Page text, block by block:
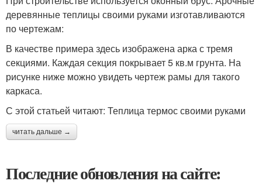
деревянные теплицы своими руками изготавливаются
по чертежам:
В качестве примера здесь изображена арка с тремя
секциями. Каждая секция покрывает 5 кв.м грунта. На
рисунке ниже можно увидеть чертеж рамы для такого
каркаса.
С этой статьей читают: Теплица термос своими руками
читать дальше →
Последние обновления на сайте: